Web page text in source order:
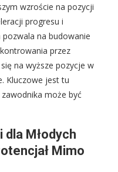
wzroście na pozycji
progresu i
na budowanie
przez
na wyższe pozycje w
Kluczowe jest tu
może być
Młodych
Mimo